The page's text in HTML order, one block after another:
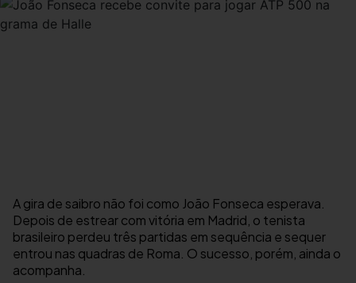
A gira de saibro não foi como João Fonseca esperava.
Depois de estrear com vitória em Madrid, o tenista
brasileiro perdeu três partidas em sequência e sequer
entrou nas quadras de Roma. O sucesso, porém, ainda o
acompanha.